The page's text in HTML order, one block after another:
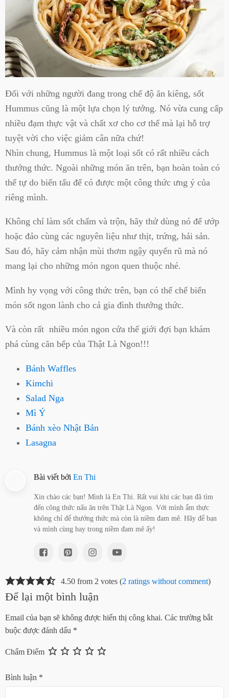
Đối với những người đang trong chế độ ăn kiêng, sốt
Hummus cũng là một lựa chọn lý tưởng. Nó vừa cung cấp
nhiều đạm thực vật và chất xơ cho cơ thể mà lại hỗ trợ
tuyệt vời cho việc giảm cân nữa chứ!
Nhìn chung, Hummus là một loại sốt có rất nhiều cách
thưởng thức. Ngoài những món ăn trên, bạn hoàn toàn có
thể tự do biến tấu để có được một công thức ưng ý của
riêng mình.
Không chỉ làm sốt chấm và trộn, hãy thử dùng nó để ướp
hoặc đảo cùng các nguyên liệu như thịt, trứng, hải sản.
Sau đó, hãy cảm nhận mùi thơm ngậy quyến rũ mà nó
mang lại cho những món ngon quen thuộc nhé.
Mình hy vọng với công thức trên, bạn có thể chế biến
món sốt ngon lành cho cả gia đình thưởng thức.
Và còn rất nhiều món ngon cửa thế giới đợi bạn khám
phá cùng căn bếp của Thật Là Ngon!!!
Bánh Waffles
Kimchi
Salad Nga
Mì Ý
Bánh xèo Nhật Bản
Lasagna
Bài viết bởi En Thi
Xin chào các bạn! Mình là En Thi. Rất vui khi các bạn đã tìm
đến công thức nấu ăn trên Thật Là Ngon. Với mình ẩm thực
không chỉ để thưởng thức mà còn là niềm đam mê. Hãy để bạn
và mình cùng bay trong niềm đam mê ấy!
4.50 from 2 votes (2 ratings without comment)
Để lại một bình luận
Email của bạn sẽ không được hiển thị công khai. Các trường bắt
buộc được đánh dấu *
Chấm Điểm
Bình luận *